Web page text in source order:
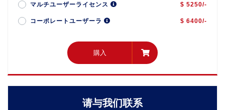
マルチユーザーライセンス $ 5250/-
コーポレートユーザーラ $ 6400/-
購入
请与我们联系